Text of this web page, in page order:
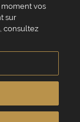
moment vos
sur
consultez